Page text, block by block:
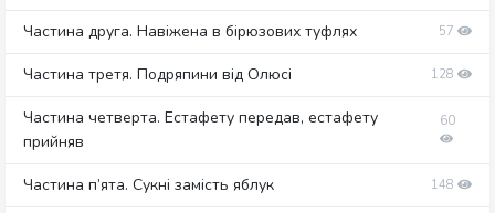
Частина друга. Навіжена в бірюзових туфлях 57
Частина третя. Подряпини від Олюсі 128
Частина четверта. Естафету передав, естафету
прийняв
60
Частина п’ята. Сукні замість яблук 148